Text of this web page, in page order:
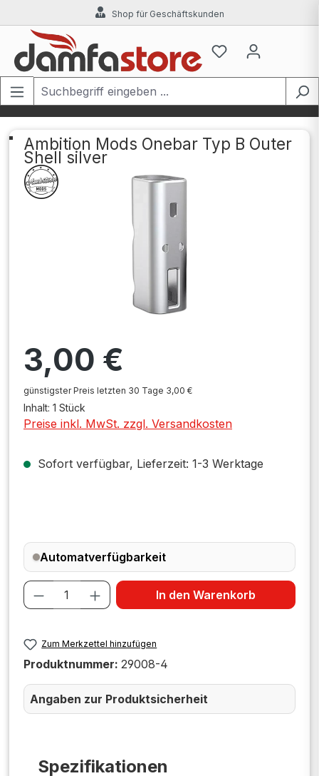
Zum Hauptinhalt springenShop für Geschäftskunden
Ambition Mods Onebar Typ B Outer
Shell silver
Bildergalerie überspringen
Spezifikationen
3,00 €
günstigster Preis letzten 30 Tage 3,00 €
Inhalt: 1 Stück
Preise inkl. MwSt. zzgl. Versandkosten
Sofort verfügbar, Lieferzeit: 1-3 Werktage
Automatverfügbarkeit
Produkt Anzahl: Gib den
In den Warenkorb
Zum Merkzettel hinzufügen
Produktnummer: 29008-4
Angaben zur Produktsicherheit